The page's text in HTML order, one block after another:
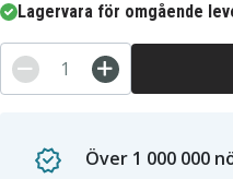
Lagervara för omgående
Över 1 000 000